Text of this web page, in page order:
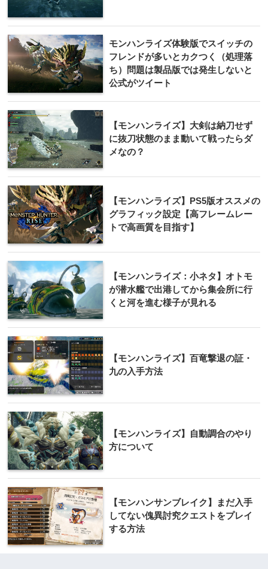
モンハンライズ体験版でスイッチの
フレンドが多いとカクつく（処理落
ち）問題は製品版では発生しないと
公式がツイート
【モンハンライズ】大剣は納刀せず
に抜刀状態のまま動いて戦ったらダ
メなの？
【モンハンライズ】PS5版オススメの
グラフィック設定【高フレームレー
トで高画質を目指す】
【モンハンライズ：小ネタ】オトモ
が潜水艦で出港してから集会所に行
くと河を進む様子が見れる
【モンハンライズ】百竜撃退の証・
九の入手方法
【モンハンライズ】自動調合のやり
方について
【モンハンサンブレイク】まだ入手
してない傀異討究クエストをプレイ
する方法